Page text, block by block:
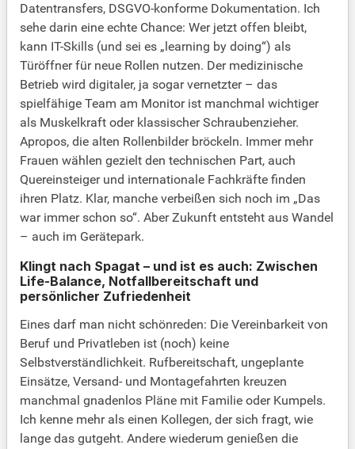
Datentransfers, DSGVO-konforme Dokumentation. Ich
sehe darin eine echte Chance: Wer jetzt offen bleibt,
kann IT-Skills (und sei es „learning by doing“) als
Türöffner für neue Rollen nutzen. Der medizinische
Betrieb wird digitaler, ja sogar vernetzter – das
spielfähige Team am Monitor ist manchmal wichtiger
als Muskelkraft oder klassischer Schraubenzieher.
Apropos, die alten Rollenbilder bröckeln. Immer mehr
Frauen wählen gezielt den technischen Part, auch
Quereinsteiger und internationale Fachkräfte finden
ihren Platz. Klar, manche verbeißen sich noch im „Das
war immer schon so“. Aber Zukunft entsteht aus Wandel
– auch im Gerätepark.
Klingt nach Spagat – und ist es auch: Zwischen
Life-Balance, Notfallbereitschaft und
persönlicher Zufriedenheit
Eines darf man nicht schönreden: Die Vereinbarkeit von
Beruf und Privatleben ist (noch) keine
Selbstverständlichkeit. Rufbereitschaft, ungeplante
Einsätze, Versand- und Montagefahrten kreuzen
manchmal gnadenlos Pläne mit Familie oder Kumpels.
Ich kenne mehr als einen Kollegen, der sich fragt, wie
lange das gutgeht. Andere wiederum genießen die